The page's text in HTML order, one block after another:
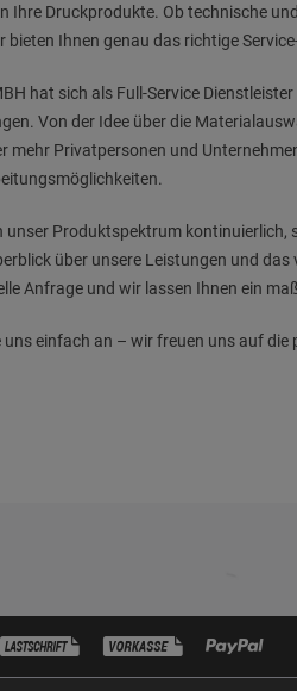
Ihre Druckprodukte. Ob technische
bieten Ihnen genau das richtige
hat sich als Full-Service
Von der Idee über die
mehr Privatpersonen und
unser Produktspektrum kontinuierlich,
über unsere Leistungen und
Anfrage und wir lassen Ihnen ein
uns einfach an – wir freuen uns auf